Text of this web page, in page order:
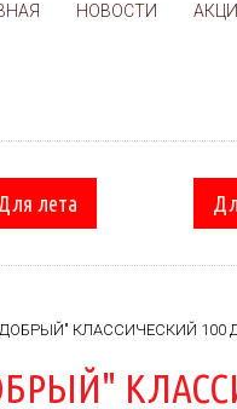
НОВОСТИ
лета
КЛАССИЧЕСКИЙ 100